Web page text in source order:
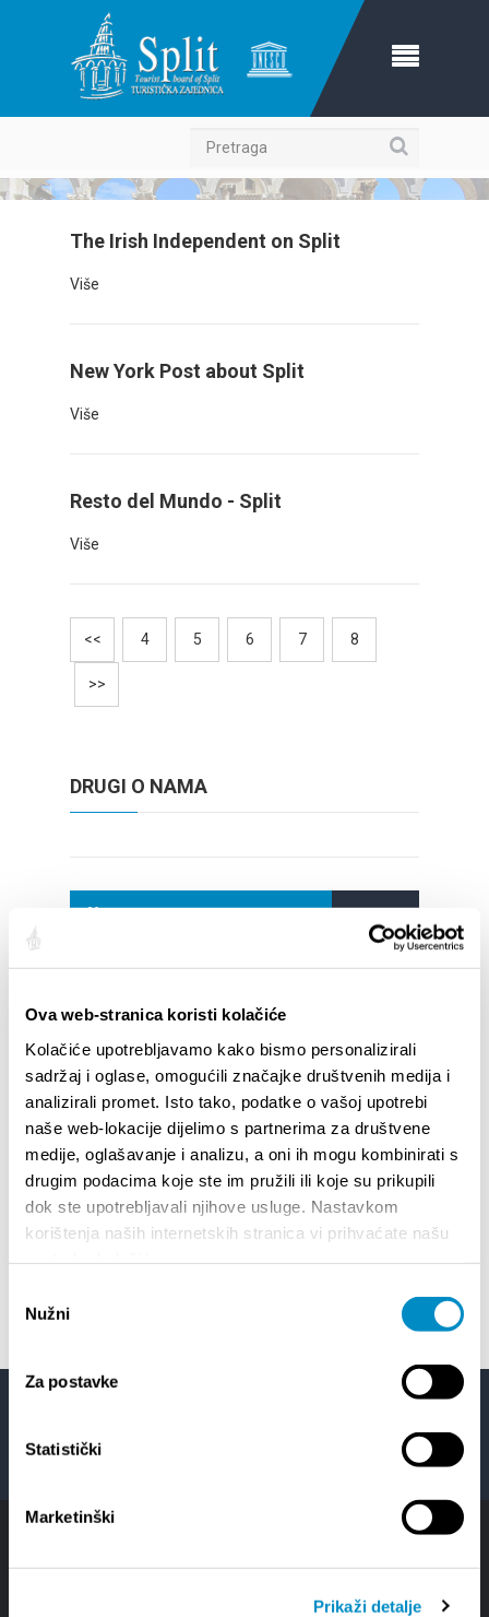
Ova web-stranica koristi kolačiće
Kolačiće upotrebljavamo kako bismo personalizirali
sadržaj i oglase, omogućili značajke društvenih medija i
analizirali promet. Isto tako, podatke o vašoj upotrebi
naše web-lokacije dijelimo s partnerima za društvene
medije, oglašavanje i analizu, a oni ih mogu kombinirati s
drugim podacima koje ste im pružili ili koje su prikupili
dok ste upotrebljavali njihove usluge. Nastavkom
korištenja naših internetskih stranica vi prihvaćate našu
pristanka
Nužni
Za postavke
Statistički
Marketinški
Prikaži detalje
Pretraga
The Irish Independent on Split
Više
New York Post about Split
Više
Resto del Mundo - Split
Više
<< 4 5 6 7 8
>>
DRUGI O NAMA
18.06.2026.- 24.09.2026.
15. LJETNE ČARI KLASIČNE GLAZBE 2026
HOROR U DOMU 2